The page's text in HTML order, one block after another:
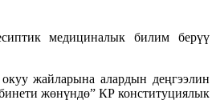
медициналык билим берүү
жайларына алардын деңгээлин
жөнүндө” КР конституциялык